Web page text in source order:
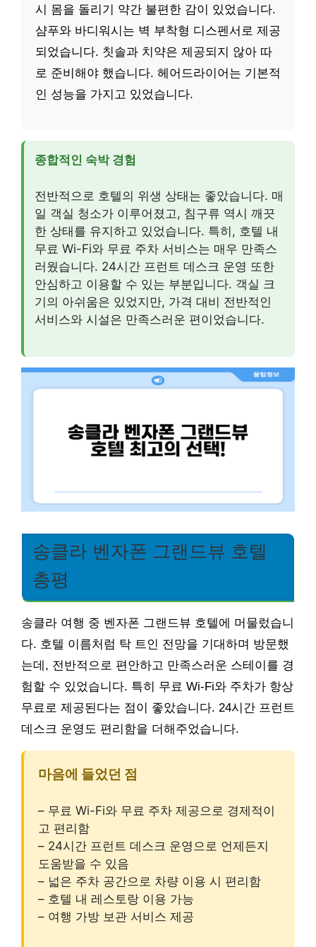
시 몸을 돌리기 약간 불편한 감이 있었습니다.
샴푸와 바디워시는 벽 부착형 디스펜서로 제공
되었습니다. 칫솔과 치약은 제공되지 않아 따
로 준비해야 했습니다. 헤어드라이어는 기본적
인 성능을 가지고 있었습니다.
종합적인 숙박 경험
전반적으로 호텔의 위생 상태는 좋았습니다. 매
일 객실 청소가 이루어졌고, 침구류 역시 깨끗
한 상태를 유지하고 있었습니다. 특히, 호텔 내
무료 Wi-Fi와 무료 주차 서비스는 매우 만족스
러웠습니다. 24시간 프런트 데스크 운영 또한
안심하고 이용할 수 있는 부분입니다. 객실 크
기의 아쉬움은 있었지만, 가격 대비 전반적인
서비스와 시설은 만족스러운 편이었습니다.
송클라 벤자폰 그랜드뷰 호텔
총평
송클라 여행 중 벤자폰 그랜드뷰 호텔에 머물렀습니
다. 호텔 이름처럼 탁 트인 전망을 기대하며 방문했
는데, 전반적으로 편안하고 만족스러운 스테이를 경
험할 수 있었습니다. 특히 무료 Wi-Fi와 주차가 항상
무료로 제공된다는 점이 좋았습니다. 24시간 프런트
데스크 운영도 편리함을 더해주었습니다.
마음에 들었던 점
– 무료 Wi-Fi와 무료 주차 제공으로 경제적이
고 편리함
– 24시간 프런트 데스크 운영으로 언제든지
도움받을 수 있음
– 넓은 주차 공간으로 차량 이용 시 편리함
– 호텔 내 레스토랑 이용 가능
– 여행 가방 보관 서비스 제공